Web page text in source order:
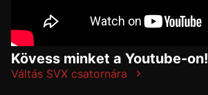
Kövess minket a Youtube-on!
Váltás SVX csatornára